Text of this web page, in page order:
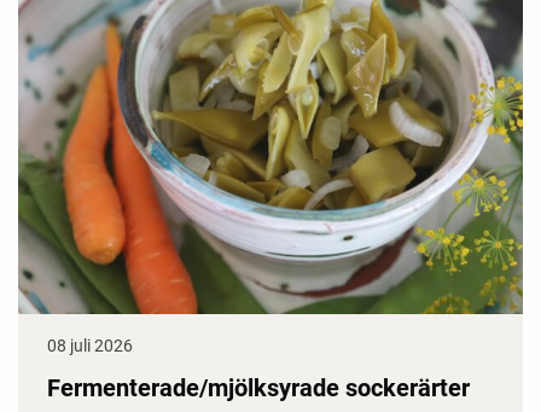
08 juli 2026
Fermenterade/mjölksyrade sockerärter